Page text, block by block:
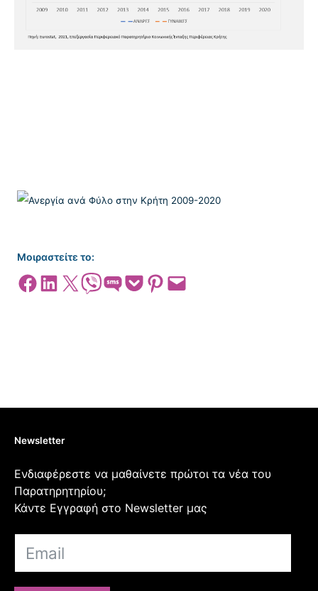
Μοιραστείτε το:
Share on Facebook
Share on LinkedIn
Share on X Share on ViberShare on SMSShare on Pocket
Share on Pinterest
Email this Page
Newsletter
Ενδιαφέρεστε να μαθαίνετε πρώτοι τα νέα του
Παρατηρητηρίου;
Κάντε Εγγραφή στο Newsletter μας